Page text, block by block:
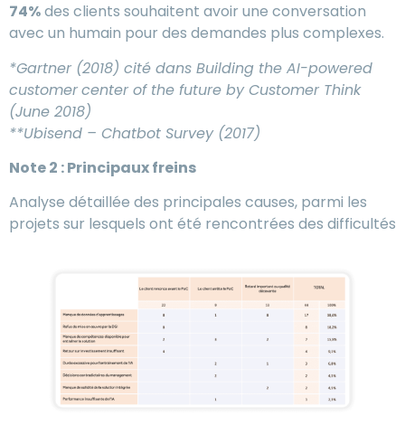
74%des clients souhaitent avoir une conversation
avec un humain pour des demandes plus complexes.
*Gartner (2018) cité dans Building the AI-powered
customercenter of the future by Customer Think
(June 2018)
**Ubisend – Chatbot Survey (2017)
Note 2 : Principaux freins
Analyse détaillée des principales causes, parmi les
projets sur lesquels ont été rencontrées des difficultés